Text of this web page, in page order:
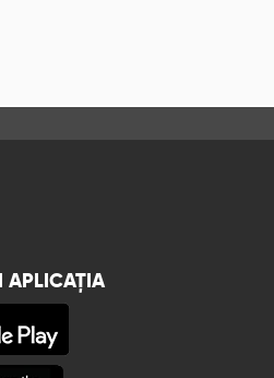
APLICAȚIA